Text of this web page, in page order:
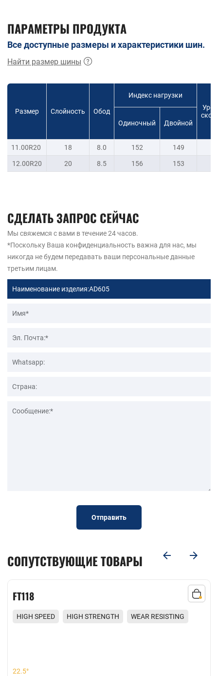
ПАРАМЕТРЫ ПРОДУКТА
Все доступные размеры и характеристики шин.
Найти размер шины
Размер Слойность Обод
Индекс нагрузки
Одиночный
Двойной
11.00R20 18 8.0 152 149
12.00R20
20 8.5 156 153
СДЕЛАТЬ ЗАПРОС СЕЙЧАС
Мы свяжемся с вами в течение 24 часов.
*Поскольку Ваша конфиденциальность важна для нас, мы
никогда не будем передавать ваши персональные данные
третьим лицам.
Отправить
СОПУТСТВУЮЩИЕ ТОВАРЫ
FT118
HIGH SPEED HIGH STRENGTH
WEAR RESISTING
22.5°